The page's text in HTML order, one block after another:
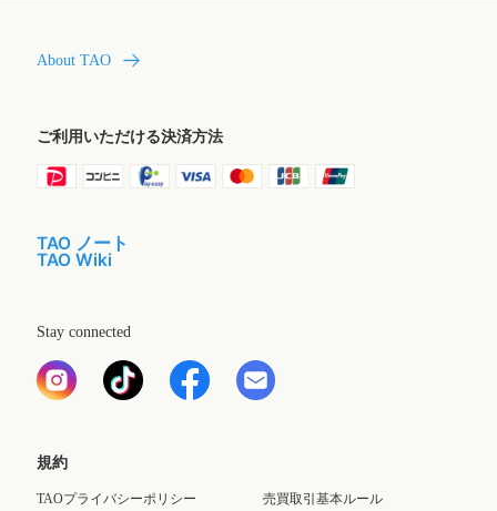
About TAO
ご利用いただける決済方法
TAO ノート
TAO Wiki
Stay connected
規約
TAOプライバシーポリシー 売買取引基本ルール